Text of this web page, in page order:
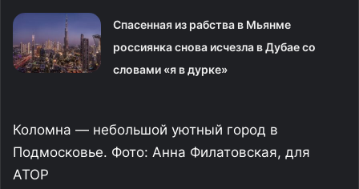
Спасенная из рабства в Мьянме
россиянка снова исчезла в Дубае со
словами «я в дурке»
Коломна — небольшой уютный город в
Подмосковье. Фото: Анна Филатовская, для
АТОР